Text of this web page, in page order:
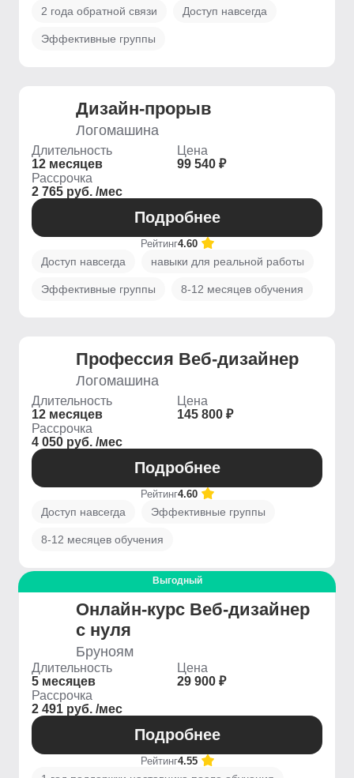
2 года обратной связи Доступ навсегда
Эффективные группы
Дизайн-прорыв
Логомашина
Длительность
12 месяцев
Цена
99 540 ₽
Рассрочка
2 765 руб. /мес
Подробнее
Рейтинг4.60
Доступ навсегда навыки для реальной работы
Эффективные группы 8-12 месяцев обучения
Профессия Веб-дизайнер
Логомашина
Длительность
12 месяцев
Цена
145 800 ₽
Рассрочка
4 050 руб. /мес
Подробнее
Рейтинг4.60
Доступ навсегда Эффективные группы
8-12 месяцев обучения
Выгодный
Онлайн-курс Веб-дизайнер
с нуля
Бруноям
Длительность
5 месяцев
Цена
29 900 ₽
Рассрочка
2 491 руб. /мес
Подробнее
Рейтинг4.55